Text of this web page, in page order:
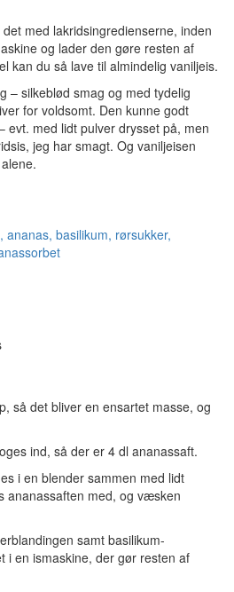
med lakridsingredienserne, inden
og lader den gøre resten af
kan du så lave til almindelig vaniljeis.
– silkeblød smag og med tydelig
for voldsomt. Den kunne godt
med lidt pulver drysset på, men
jeg har smagt. Og vaniljeisen
så det bliver en ensartet masse, og
ind, så der er 4 dl ananassaft.
i en blender sammen med lidt
ananassaften med, og væsken
samt basilikum-
en ismaskine, der gør resten af